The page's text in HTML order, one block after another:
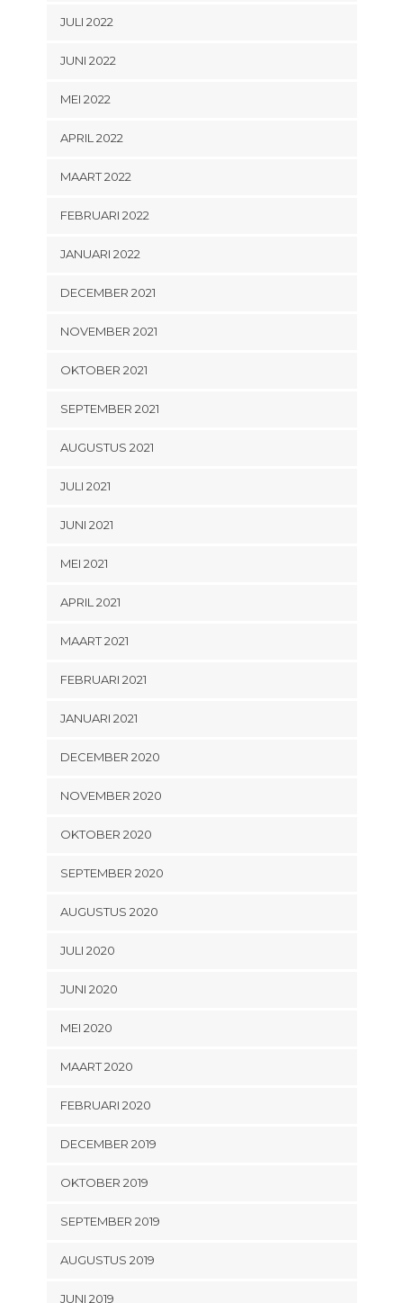
JULI 2022
JUNI 2022
MEI 2022
APRIL 2022
MAART 2022
FEBRUARI 2022
JANUARI 2022
DECEMBER 2021
NOVEMBER 2021
OKTOBER 2021
SEPTEMBER 2021
AUGUSTUS 2021
JULI 2021
JUNI 2021
MEI 2021
APRIL 2021
MAART 2021
FEBRUARI 2021
JANUARI 2021
DECEMBER 2020
NOVEMBER 2020
OKTOBER 2020
SEPTEMBER 2020
AUGUSTUS 2020
JULI 2020
JUNI 2020
MEI 2020
MAART 2020
FEBRUARI 2020
DECEMBER 2019
OKTOBER 2019
SEPTEMBER 2019
AUGUSTUS 2019
JUNI 2019